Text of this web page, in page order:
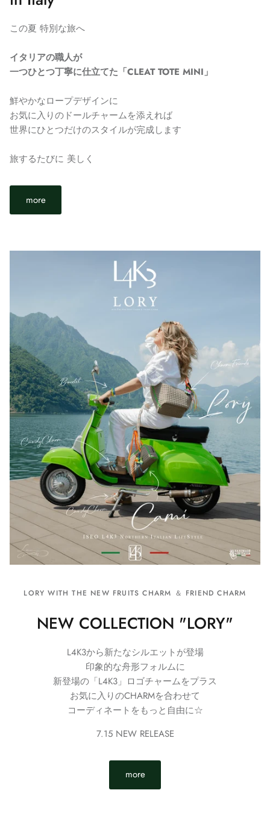
この夏 特別な旅へ
イタリアの職人が
一つひとつ丁寧に仕立てた「CLEAT TOTE MINI」
鮮やかなロープデザインに
お気に入りのドールチャームを添えれば
世界にひとつだけのスタイルが完成します
旅するたびに 美しく
more
LORY WITH THE NEW FRUITS CHARM ＆ FRIEND CHARM
NEW COLLECTION "LORY"
L4K3から新たなシルエットが登場
印象的な舟形フォルムに
新登場の「L4K3」ロゴチャームをプラス
お気に入りのCHARMを合わせて
コーディネートをもっと自由に☆
7.15 NEW RELEASE
more